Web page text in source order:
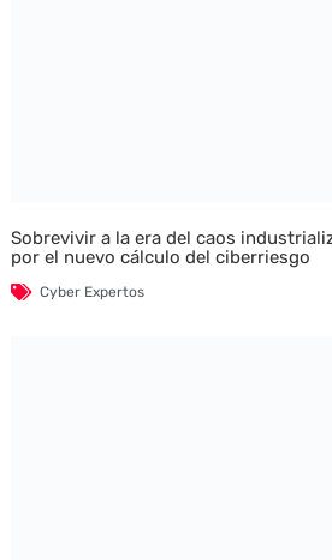
Sobrevivir a la era del caos
por el nuevo cálculo del ciberriesgo
Cyber Expertos